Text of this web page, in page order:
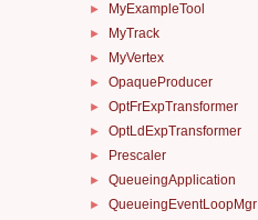
► MyExampleTool
► MyTrack
► MyVertex
► OpaqueProducer
► OptFrExpTransformer
► OptLdExpTransformer
► Prescaler
► QueueingApplication
► QueueingEventLoopMgr